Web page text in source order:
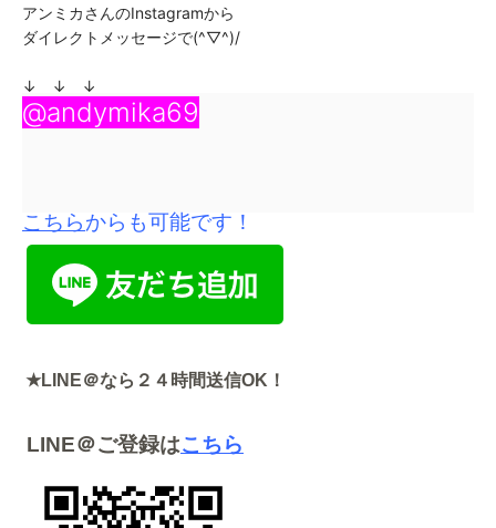
アンミカさんのInstagramから
ダイレクトメッセージで(^▽^)/
↓ ↓ ↓
@andymika69
こちらからも可能です！
★LINE＠なら２４時間送信OK ！
LINE＠ご登録はこちら